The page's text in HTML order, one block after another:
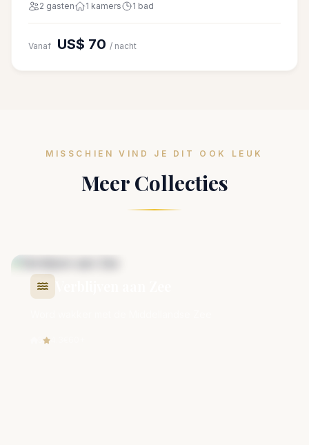
2 gasten 1 kamers 1 bad
Vanaf US$ 70 / nacht
MISSCHIEN VIND JE DIT OOK LEUK
Meer Collecties